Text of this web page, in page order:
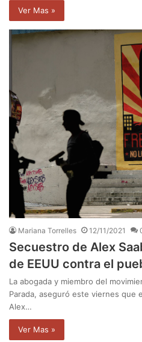
Ver Mas »
Mariana Torrelles 12/11/2021
Secuestro de Alex
de EEUU contra el
La abogada y miembro del
Parada, aseguró este viernes que
Alex…
Ver Mas »